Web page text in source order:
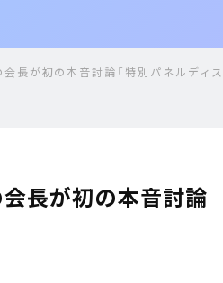
長が初の本音討論「特別パネルディ
長が初の本音討論